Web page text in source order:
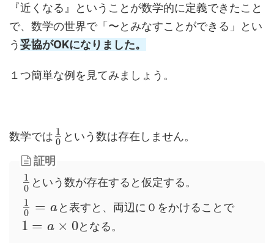
『近くなる』ということが数学的に定義できたこと
で、数学の世界で「〜とみなすことができる」とい
う妥協がOKになりました。
１つ簡単な例を見てみましょう。
数学では 1
0 という数は存在しません。
証明
1
0 という数が存在すると仮定する。
1
0
= a と表すと、両辺に０をかけることで
1 = a × 0となる。